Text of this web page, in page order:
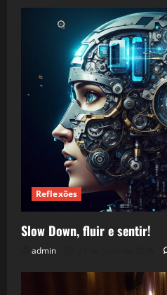
Reflexões
Slow Down, fluir e sentir!
admin